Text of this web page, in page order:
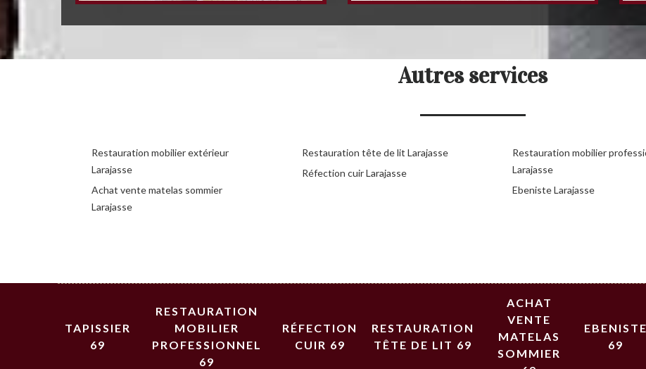
Autres services
Restauration mobilier extérieur
Larajasse
Achat vente matelas sommier
Larajasse
Restauration tête de lit Larajasse
Réfection cuir Larajasse
Restauration mobilier
Larajasse
Ebeniste Larajasse
TAPISSIER
69
RESTAURATION
MOBILIER
PROFESSIONNEL
69
RÉFECTION
CUIR 69
RESTAURATION
TÊTE DE LIT 69
ACHAT
VENTE
MATELAS
SOMMIER
EBENISTE
69